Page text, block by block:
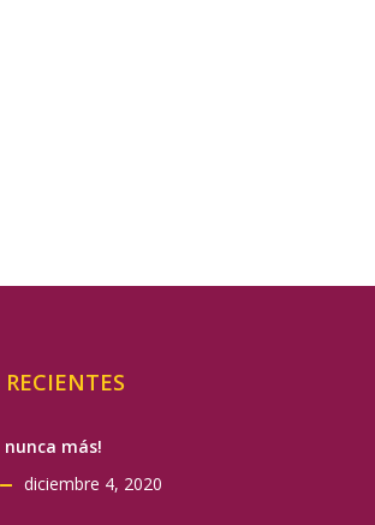
más!
diciembre 4, 2020